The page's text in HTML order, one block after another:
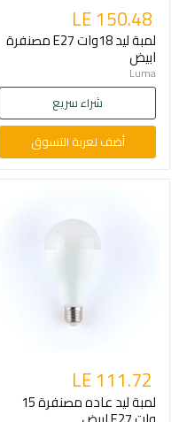
LE 150.48
لمبة ليد 18وات E27 مصنفرة
ابيض
Luma
شراء سريع
أضف لعربة التسوق
LE 111.72
لمبة ليد عاده مصنفرة 15